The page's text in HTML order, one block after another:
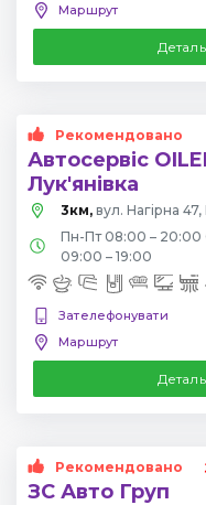
Маршрут
Рекомендовано
Автосервіс
Лук'янівка
3км, вул. Нагірна 47,
Пн-Пт 08:00 –
09:00 – 19:00
Зателефонувати
Маршрут
Рекомендовано
ЗС Авто Груп